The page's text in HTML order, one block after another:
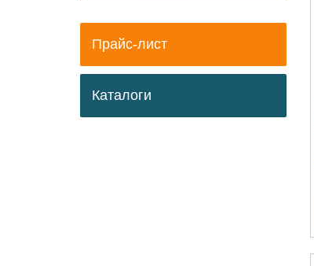
Прайс-лист
Каталоги